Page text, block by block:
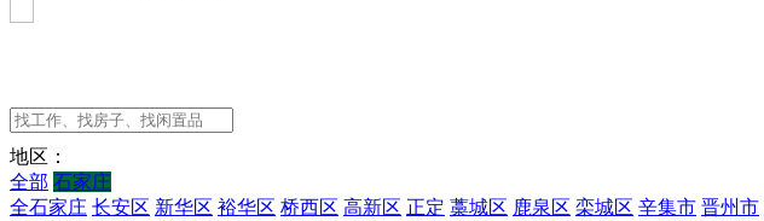
地区：
全部 石家庄
全石家庄 长安区 新华区 裕华区 桥西区 高新区 正定 藁城区 鹿泉区 栾城区 辛集市 晋州市